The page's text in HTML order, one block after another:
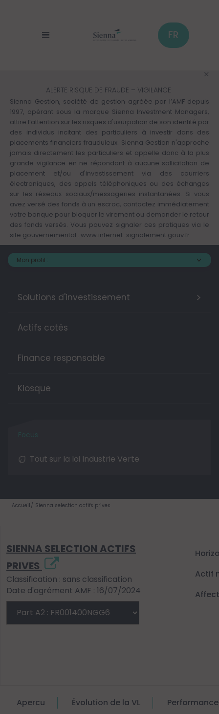
FR
ALERTE RISQUE DE FRAUDE – VIGILANCE
Sienna Gestion, société de gestion agréée par l’AMF depuis
1997, opérant sous la marque Sienna Investment Managers,
attire l’attention sur les risques d'usurpation de son identité par
des individus incitant des particuliers à investir dans des
placements financiers frauduleux. Sienna Gestion n'approche
jamais directement les particuliers et appelle donc à la plus
grande vigilance en ne répondant à aucune sollicitation de
placement et/ou d'investissement via des courriers
électroniques, des appels téléphoniques ou des échanges
sur les réseaux sociaux/messageries instantanées. Si vous
avez versé des fonds à un escroc, contactez immédiatement
votre banque pour bloquer le virement ou demander le retour
des fonds versés. Vous pouvez signaler ces pratiques via le
site gouvernemental : www.internet-signalement.gouv.fr
Mon profil :
Solutions d'investissement >
Actifs cotés
Finance responsable
Kiosque
Tout sur la loi Industrie Verte
Accueil Sienna selection actifs prives
SIENNA SELECTION ACTIFS
PRIVES
Classification : sans classification
Date d'agrément AMF : 16/07/2024
Actif
Apercu Évolution de la VL